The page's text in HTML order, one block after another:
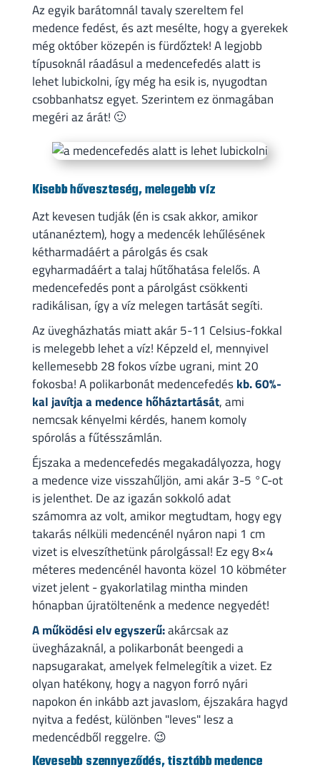
Az egyik barátomnál tavaly szereltem fel
medence fedést, és azt mesélte, hogy a gyerekek
még október közepén is fürdőztek! A legjobb
típusoknál ráadásul a medencefedés alatt is
lehet lubickolni, így még ha esik is, nyugodtan
csobbanhatsz egyet. Szerintem ez önmagában
megéri az árát! 🙂
Kisebb hőveszteség, melegebb víz
Azt kevesen tudják (én is csak akkor, amikor
utánanéztem), hogy a medencék lehűlésének
kétharmadáért a párolgás és csak
egyharmadáért a talaj hűtőhatása felelős. A
medencefedés pont a párolgást csökkenti
radikálisan, így a víz melegen tartását segíti.
Az üvegházhatás miatt akár 5-11 Celsius-fokkal
is melegebb lehet a víz! Képzeld el, mennyivel
kellemesebb 28 fokos vízbe ugrani, mint 20
fokosba! A polikarbonát medencefedéskb. 60%-
kal javítja a medence hőháztartását, ami
nemcsak kényelmi kérdés, hanem komoly
spórolás a fűtésszámlán.
Éjszaka a medencefedés megakadályozza, hogy
a medence vize visszahűljön, ami akár 3-5 °C-ot
is jelenthet. De az igazán sokkoló adat
számomra az volt, amikor megtudtam, hogy egy
takarás nélküli medencénél nyáron napi 1 cm
vizet is elveszíthetünk párolgással! Ez egy 8×4
méteres medencénél havonta közel 10 köbméter
vizet jelent - gyakorlatilag mintha minden
hónapban újratöltenénk a medence negyedét!
A működési elv egyszerű:akárcsak az
üvegházaknál, a polikarbonát beengedi a
napsugarakat, amelyek felmelegítik a vizet. Ez
olyan hatékony, hogy a nagyon forró nyári
napokon én inkább azt javaslom, éjszakára hagyd
nyitva a fedést, különben "leves" lesz a
medencédből reggelre. 😉
Kevesebb szennyeződés, tisztább medence